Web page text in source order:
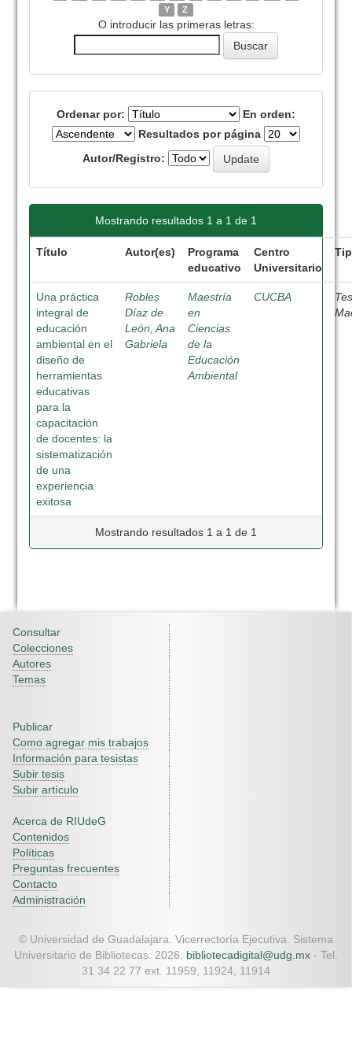
Y
Z
O introducir las primeras letras:
Ordenar por:
En orden:
Resultados por página
Autor/Registro:
Mostrando resultados 1 a 1 de 1
Título Autor(es)
Programa
educativo
Centro
Universitario
Una práctica
integral de
educación
ambiental en el
diseño de
herramientas
educativas
para la
capacitación
de docentes: la
sistematización
de una
experiencia
exitosa
Robles
Díaz de
León, Ana
Gabriela
Maestría
en
Ciencias
de la
Educación
Ambiental
CUCBA
Mostrando resultados 1 a 1 de 1
Consultar
Colecciones
Autores
Temas
Publicar
Como agregar mis trabajos
Información para tesistas
Subir tesis
Subir artículo
Acerca de RIUdeG
Contenidos
Políticas
Preguntas frecuentes
Contacto
Administración
© Universidad de Guadalajara. Vicerrectoría Ejecutiva. Sistema
Universitario de Bibliotecas. 2026. bibliotecadigital@udg.mx - Tel.
31 34 22 77 ext. 11959, 11924, 11914